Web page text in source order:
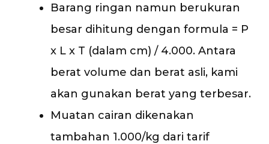
Barang ringan namun berukuran
besar dihitung dengan formula = P
x L x T (dalam cm) / 4.000. Antara
berat volume dan berat asli, kami
akan gunakan berat yang terbesar.
Muatan cairan dikenakan
tambahan 1.000/kg dari tarif